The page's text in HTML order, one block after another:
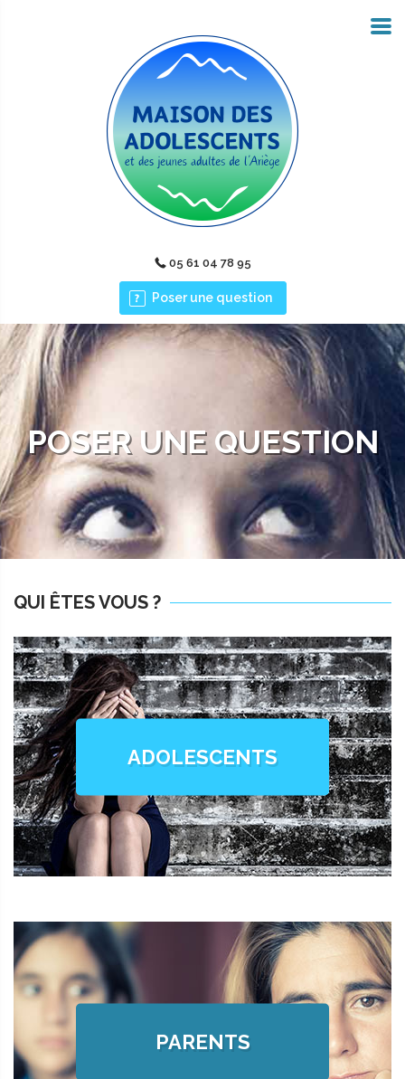
05 61 04 78 95
Poser une question
POSER UNE QUESTION
QUI ÊTES VOUS ?
ADOLESCENTS
PARENTS